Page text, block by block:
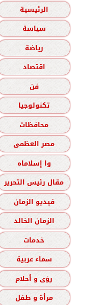
الرئيسية
سياسة
رياضة
اقتصاد
فن
تكنولوجيا
محافظات
مصر العظمى
وا إسلاماه
مقال رئيس التحرير
فيديو الزمان
الزمان الخالد
خدمات
سماء عربية
رؤى و أحلام
مرأة و طفل